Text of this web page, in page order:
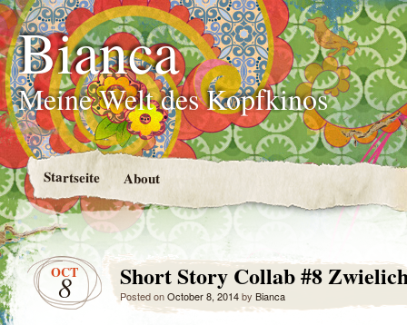
Bianca
Meine Welt des Kopfkinos
Startseite About
OCT
8 Short Story Collab #8
Posted onOctober 8, 2014by Bianca